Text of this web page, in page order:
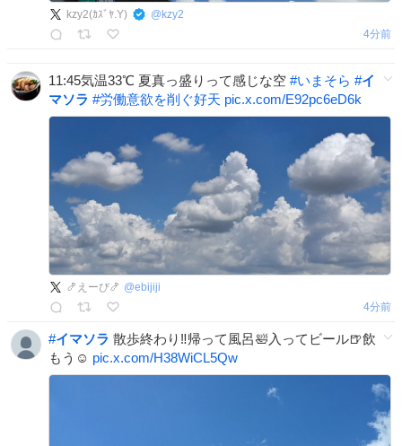
kzy2(ｶｽﾞﾔ.Y) @ kzy2
4分前
11:45気温33℃ 夏真っ盛りって感じな空 #いまそら #イ
マソラ #労働意欲を削ぐ好天 pic.x.com/E92pc6eD6k
🍤えーび🍤 @ebijiji
4分前
#イマソラ 散歩終わり‼️帰って風呂🛀入ってビール🍺飲
もう☺ pic.x.com/H38WiCL5Qw